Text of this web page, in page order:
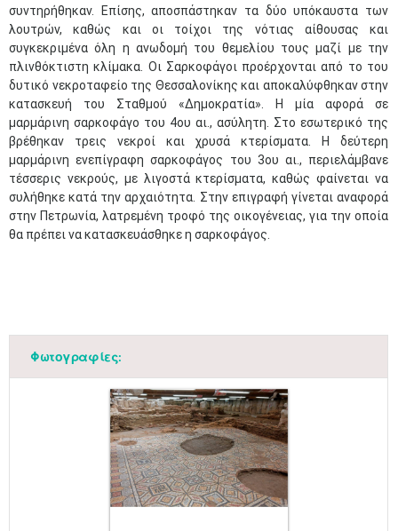
συντηρήθηκαν. Επίσης, αποσπάστηκαν τα δύο υπόκαυστα των
λουτρών, καθώς και οι τοίχοι της νότιας αίθουσας και
συγκεκριμένα όλη η ανωδομή του θεμελίου τους μαζί με την
πλινθόκτιστη κλίμακα. Οι Σαρκοφάγοι προέρχονται από το του
δυτικό νεκροταφείο της Θεσσαλονίκης και αποκαλύφθηκαν στην
κατασκευή του Σταθμού «Δημοκρατία». Η μία αφορά σε
μαρμάρινη σαρκοφάγο του 4ου αι., ασύλητη. Στο εσωτερικό της
βρέθηκαν τρεις νεκροί και χρυσά κτερίσματα. Η δεύτερη
μαρμάρινη ενεπίγραφη σαρκοφάγος του 3ου αι., περιελάμβανε
τέσσερις νεκρούς, με λιγοστά κτερίσματα, καθώς φαίνεται να
συλήθηκε κατά την αρχαιότητα. Στην επιγραφή γίνεται αναφορά
στην Πετρωνία, λατρεμένη τροφό της οικογένειας, για την οποία
θα πρέπει να κατασκευάσθηκε η σαρκοφάγος.
Φωτογραφίες: